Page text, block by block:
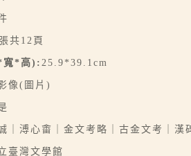
共12頁
寬*高): 25.9*39.1cm
像(圖片)
｜溥心畬｜金文考略｜古金文考｜漢
臺灣文學館